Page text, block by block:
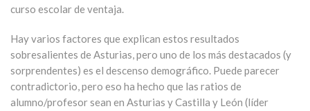
curso escolar de ventaja.
Hay varios factores que explican estos resultados
sobresalientes de Asturias, pero uno de los más destacados (y
sorprendentes) es el descenso demográfico. Puede parecer
contradictorio, pero eso ha hecho que las ratios de
alumno/profesor sean en Asturias y Castilla y León (líder